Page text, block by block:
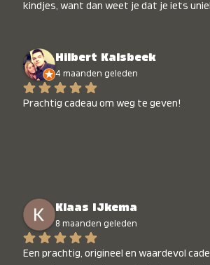
kindjes, want dan weet je dat je iets
Hilbert Kalsbeek
4 maanden geleden
Prachtig cadeau om weg te geven!
Klaas IJkema
8 maanden geleden
Een prachtig, origineel en waardevol